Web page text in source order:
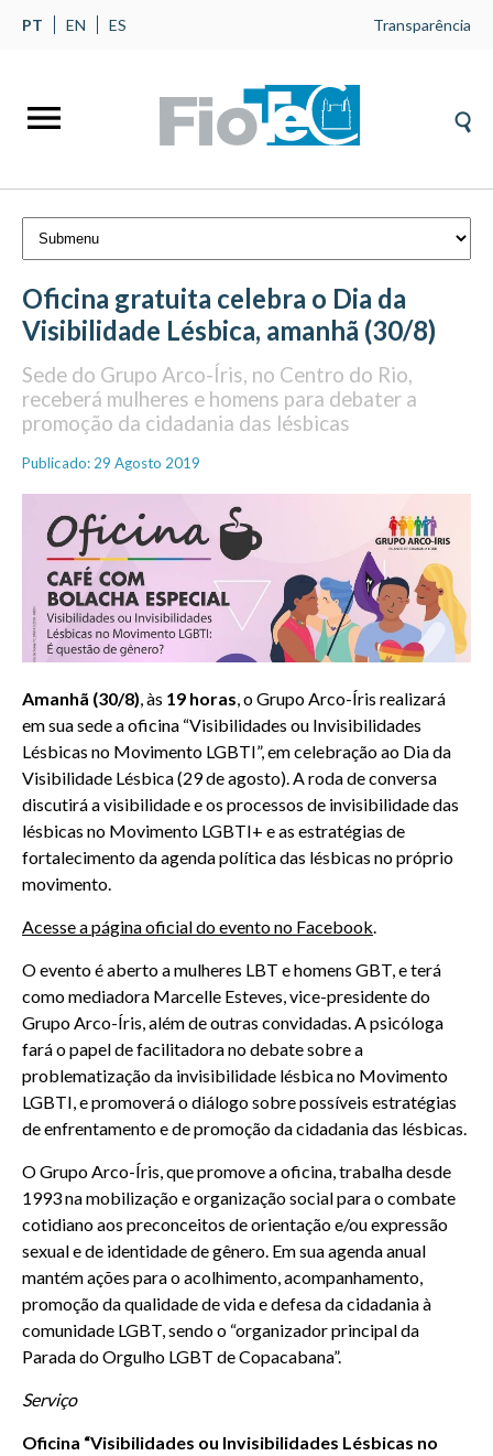
PT EN ES Transparência
Oficina gratuita celebra o Dia da
Visibilidade Lésbica, amanhã (30/8)
Sede do Grupo Arco-Íris, no Centro do Rio,
receberá mulheres e homens para debater a
promoção da cidadania das lésbicas
Publicado: 29 Agosto 2019
Amanhã (30/8) , às 19 horas , o Grupo Arco-Íris realizará
em sua sede a oficina “Visibilidades ou Invisibilidades
Lésbicas no Movimento LGBTI”, em celebração ao Dia da
Visibilidade Lésbica (29 de agosto). A roda de conversa
discutirá a visibilidade e os processos de invisibilidade das
lésbicas no Movimento LGBTI+ e as estratégias de
fortalecimento da agenda política das lésbicas no próprio
movimento.
Acesse a página oficial do evento no Facebook
O evento é aberto a mulheres LBT e homens GBT, e terá
como mediadora Marcelle Esteves, vice-presidente do
Grupo Arco-Íris, além de outras convidadas. A psicóloga
fará o papel de facilitadora no debate sobre a
problematização da invisibilidade lésbica no Movimento
LGBTI, e promoverá o diálogo sobre possíveis estratégias
de enfrentamento e de promoção da cidadania das lésbicas.
O Grupo Arco-Íris, que promove a oficina, trabalha desde
1993 na mobilização e organização social para o combate
cotidiano aos preconceitos de orientação e/ou expressão
sexual e de identidade de gênero. Em sua agenda anual
mantém ações para o acolhimento, acompanhamento,
promoção da qualidade de vida e defesa da cidadania à
comunidade LGBT, sendo o “organizador principal da
Parada do Orgulho LGBT de Copacabana”.
Serviço
Oficina “Visibilidades ou Invisibilidades Lésbicas no